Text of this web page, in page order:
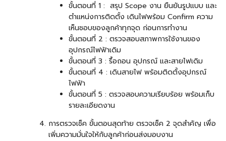
ขั้นตอนที่ 1 : สรุป Scope งาน ยืนยันรูปแบบ และ
ตำแหน่งการติดตั้ง เดินไฟพร้อม Confirm ความ
เห็นชอบของลูกค้าทุกจุด ก่อนการทำงาน
ขั้นตอนที่ 2 : ตรวจสอบสภาพการใช้งานของ
อุปกรณ์ไฟฟ้าเดิม
ขั้นตอนที่ 3 : รื้อถอน อุปกรณ์ และสายไฟเดิม
ขั้นตอนที่ 4 : เดินสายไฟ พร้อมติดตั้งอุปกรณ์
ไฟฟ้า
ขั้นตอนที่ 5 : ตรวจสอบความเรียบร้อย พร้อมเก็บ
รายละเอียดงาน
การตรวจเช็ค ขั้นตอนสุดท้าย ตรวจเช็ค 2 จุดสำคัญ เพื่อ
เพิ่มความมั่นใจให้กับลูกค้าก่อนส่งมอบงาน